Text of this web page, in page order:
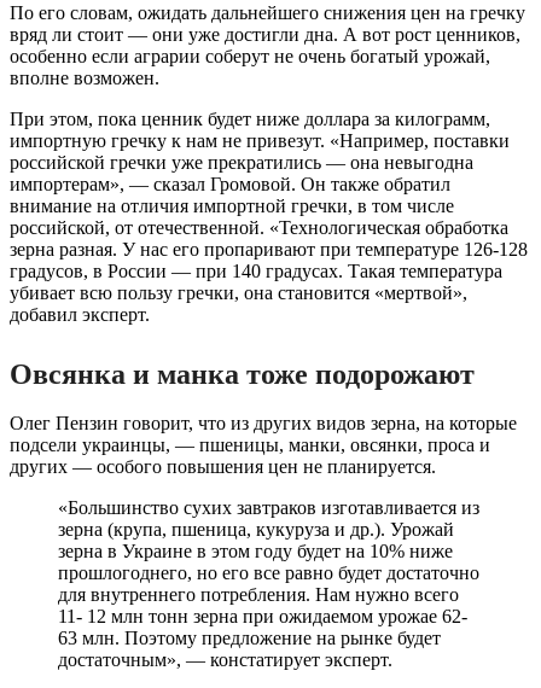
По его словам, ожидать дальнейшего снижения цен на гречку
вряд ли стоит — они уже достигли дна. А вот рост ценников,
особенно если аграрии соберут не очень богатый урожай,
вполне возможен.
При этом, пока ценник будет ниже доллара за килограмм,
импортную гречку к нам не привезут. «Например, поставки
российской гречки уже прекратились — она невыгодна
импортерам», — сказал Громовой. Он также обратил
внимание на отличия импортной гречки, в том числе
российской, от отечественной. «Технологическая обработка
зерна разная. У нас его пропаривают при температуре 126-128
градусов, в России — при 140 градусах. Такая температура
убивает всю пользу гречки, она становится «мертвой»,
добавил эксперт.
Овсянка и манка тоже подорожают
Олег Пензин говорит, что из других видов зерна, на которые
подсели украинцы, — пшеницы, манки, овсянки, проса и
других — особого повышения цен не планируется.
«Большинство сухих завтраков изготавливается из
зерна (крупа, пшеница, кукуруза и др.). Урожай
зерна в Украине в этом году будет на 10% ниже
прошлогоднего, но его все равно будет достаточно
для внутреннего потребления. Нам нужно всего
11- 12 млн тонн зерна при ожидаемом урожае 62-
63 млн. Поэтому предложение на рынке будет
достаточным», — констатирует эксперт.